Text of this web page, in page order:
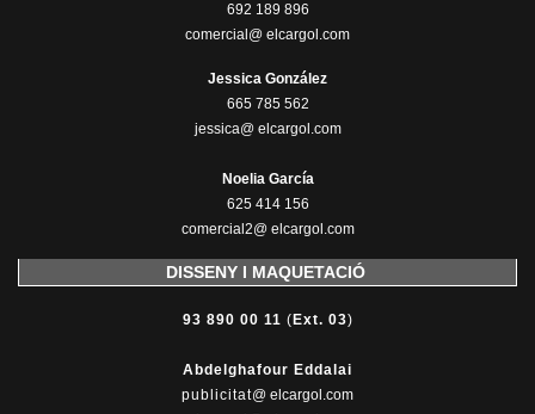
692 189 896
comercial@ elcargol.com
Jessica González
665 785 562
jessica@ elcargol.com
Noelia García
625 414 156
comercial2@ elcargol.com
DISSENY I MAQUETACIÓ
93 890 00 11 ( Ext. 03)
Abdelghafour Eddalai
publicitat@ elcargol.com